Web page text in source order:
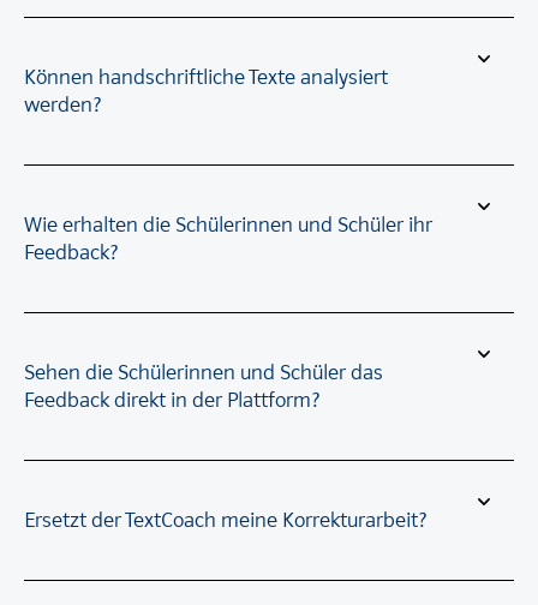
Können handschriftliche Texte analysiert
werden?
Wie erhalten die Schülerinnen und Schüler ihr
Feedback?
Sehen die Schülerinnen und Schüler das
Feedback direkt in der Plattform?
Ersetzt der TextCoach meine Korrekturarbeit?